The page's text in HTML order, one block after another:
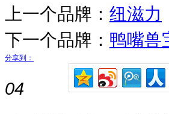
上一个品牌： 纽滋力
下一个品牌： 鸭嘴兽
分享到：
04